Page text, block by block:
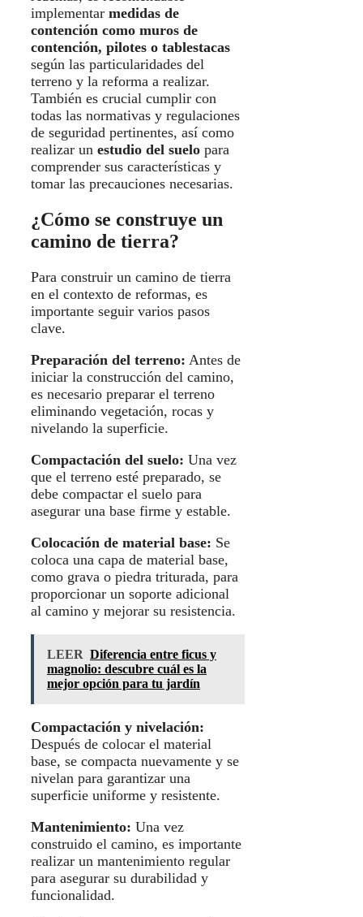
implementar medidas de
contención como muros de
contención, pilotes o tablestacas
según las particularidades del
terreno y la reforma a realizar.
También es crucial cumplir con
todas las normativas y regulaciones
de seguridad pertinentes, así como
realizar un estudio del suelo para
comprender sus características y
tomar las precauciones necesarias.
¿Cómo se construye un
camino de tierra?
Para construir un camino de tierra
en el contexto de reformas, es
importante seguir varios pasos
clave.
Preparación del terreno: Antes de
iniciar la construcción del camino,
es necesario preparar el terreno
eliminando vegetación, rocas y
nivelando la superficie.
Compactación del suelo: Una vez
que el terreno esté preparado, se
debe compactar el suelo para
asegurar una base firme y estable.
Colocación de material base: Se
coloca una capa de material base,
como grava o piedra triturada, para
proporcionar un soporte adicional
al camino y mejorar su resistencia.
LEER Diferencia entre ficus y
magnolio: descubre cuál es la
mejor opción para tu jardín
Compactación y nivelación:
Después de colocar el material
base, se compacta nuevamente y se
nivelan para garantizar una
superficie uniforme y resistente.
Mantenimiento: Una vez
construido el camino, es importante
realizar un mantenimiento regular
para asegurar su durabilidad y
funcionalidad.